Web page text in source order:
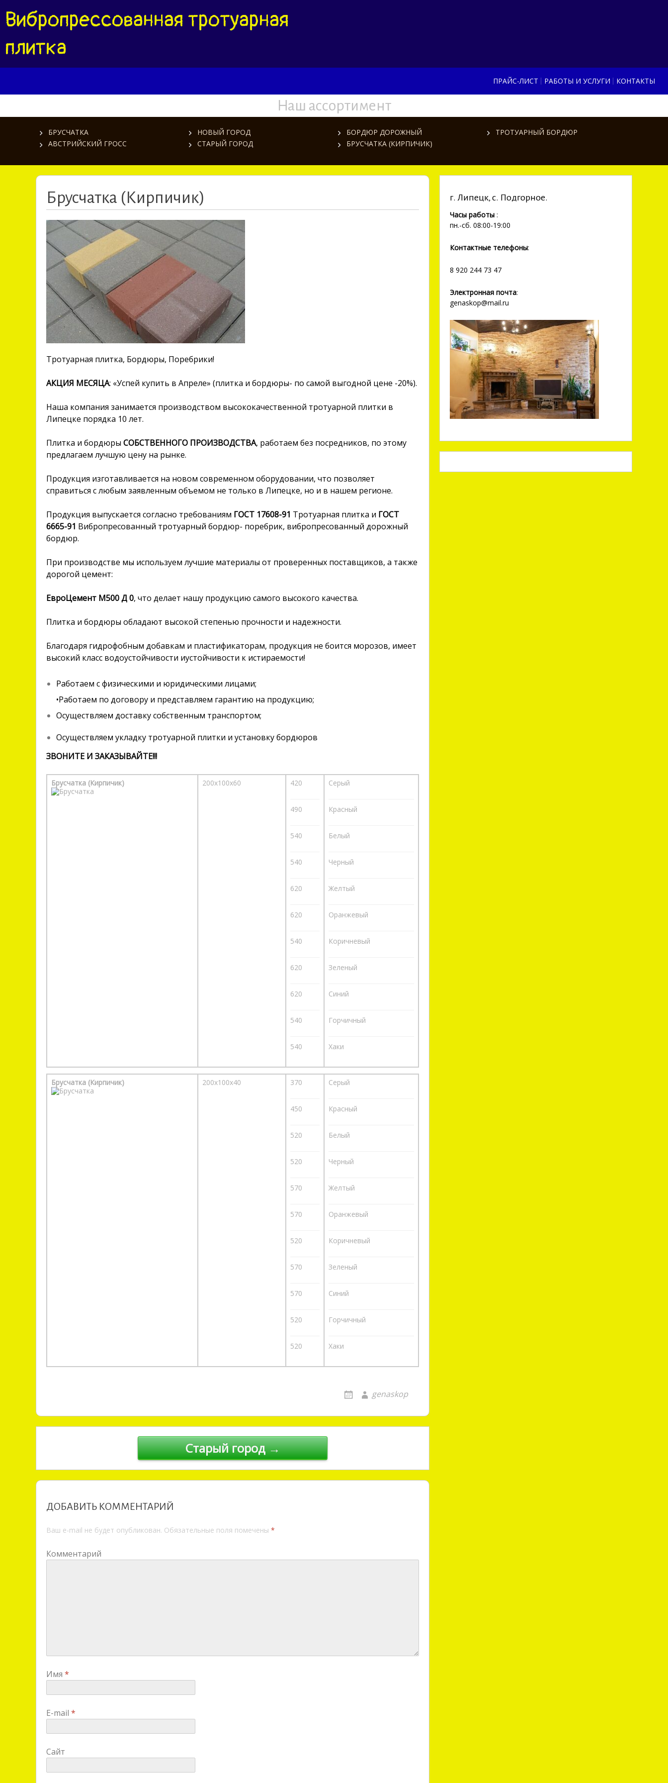
Вибропрессованная тротуарная
плитка
ПРАЙС-ЛИСТ РАБОТЫ И УСЛУГИ КОНТАКТЫ
Наш ассортимент
БРУСЧАТКА НОВЫЙ ГОРОД БОРДЮР ДОРОЖНЫЙ
ТРОТУАРНЫЙ БОРДЮР
АВСТРИЙСКИЙ ГРОСС
СТАРЫЙ ГОРОД БРУСЧАТКА (КИРПИЧИК)
Брусчатка (Кирпичик)
Тротуарная плитка, Бордюры, Поребрики!
АКЦИЯ МЕСЯЦА: «Успей купить в Апреле» (плитка и бордюры- по самой выгодной цене -20%).
Наша компания занимается производством высококачественной тротуарной плитки в
Липецке порядка 10 лет.
Плитка и бордюры СОБСТВЕННОГО ПРОИЗВОДСТВА, работаем без посредников, по этому
предлагаем лучшую цену на рынке.
Продукция изготавливается на новом современном оборудовании, что позволяет
справиться с любым заявленным объемом не только в Липецке, но и в нашем регионе.
Продукция выпускается согласно требованиям ГОСТ 17608-91 Тротуарная плитка и ГОСТ
6665-91 Вибропресованный тротуарный бордюр- поребрик, вибропресованный дорожный
бордюр.
При производстве мы используем лучшие материалы от проверенных поставщиков, а также
дорогой цемент:
ЕвроЦемент М500 Д 0, что делает нашу продукцию самого высокого качества.
Плитка и бордюры обладают высокой степенью прочности и надежности.
Благодаря гидрофобным добавкам и пластификаторам, продукция не боится морозов, имеет
высокий класс водоустойчивости иустойчивости к истираемости!
Работаем с физическими и юридическими лицами;
•Работаем по договору и представляем гарантию на продукцию;
Осуществляем доставку собственным транспортом;
Осуществляем укладку тротуарной плитки и установку бордюров
ЗВОНИТЕ И ЗАКАЗЫВАЙТЕ!!!
Брусчатка (Кирпичик) 200х100х60 420
490
540
540
620
620
540
620
620
540
540
Серый
Красный
Белый
Черный
Желтый
Оранжевый
Коричневый
Зеленый
Синий
Горчичный
Хаки
Брусчатка (Кирпичик) 200х100х40 370
450
520
520
570
570
520
570
570
520
520
Серый
Красный
Белый
Черный
Желтый
Оранжевый
Коричневый
Зеленый
Синий
Горчичный
Хаки
genaskop
Навигация по записямСтарый город →
ДОБАВИТЬ КОММЕНТАРИЙ
Ваш e-mail не будет опубликован. Обязательные поля помечены *
Комментарий
Имя *
E-mail *
Сайт
г. Липецк, с. Подгорное.
Часы работы :
пн.-сб. 08:00-19:00
Контактные телефоны:
8 920 244 73 47
Электронная почта:
genaskop@mail.ru